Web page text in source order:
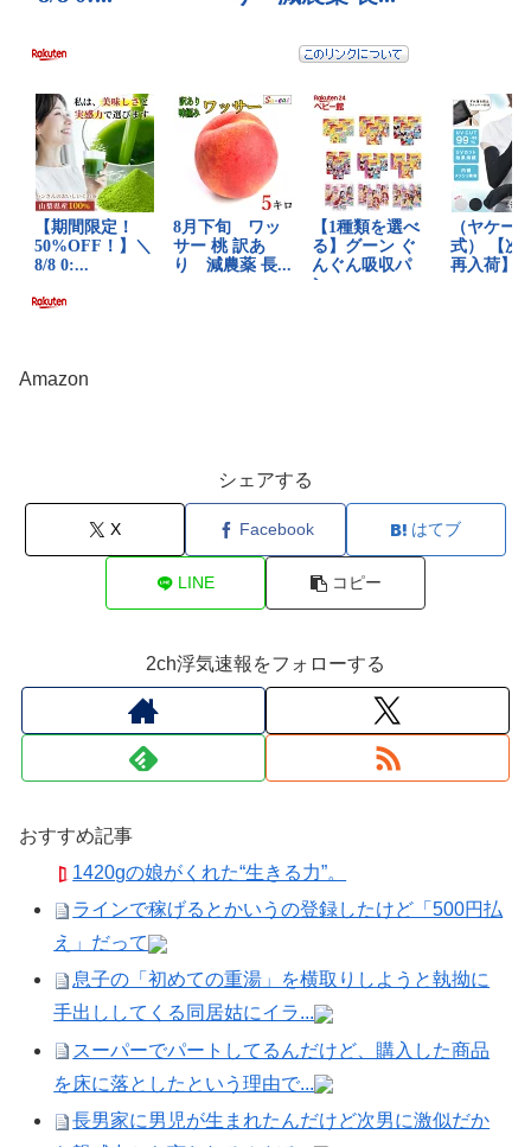
Amazon
シェアする
X Facebook はてブ
LINE コピー
2ch浮気速報をフォローする
おすすめ記事
1420gの娘がくれた“生きる力”。
ラインで稼げるとかいうの登録したけど「500円払
え」だって
息子の「初めての重湯」を横取りしようと執拗に
手出ししてくる同居姑にイラ...
スーパーでパートしてるんだけど、購入した商品
を床に落としたという理由で...
長男家に男児が生まれたんだけど次男に激似だか